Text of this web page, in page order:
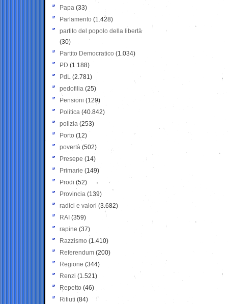
Papa (33)
Parlamento (1.428)
partito del popolo della libertà
(30)
Partito Democratico (1.034)
PD (1.188)
PdL (2.781)
pedofilia (25)
Pensioni (129)
Politica (40.842)
polizia (253)
Porto (12)
povertà (502)
Presepe (14)
Primarie (149)
Prodi (52)
Provincia (139)
radici e valori (3.682)
RAI (359)
rapine (37)
Razzismo (1.410)
Referendum (200)
Regione (344)
Renzi (1.521)
Repetto (46)
Rifiuti (84)